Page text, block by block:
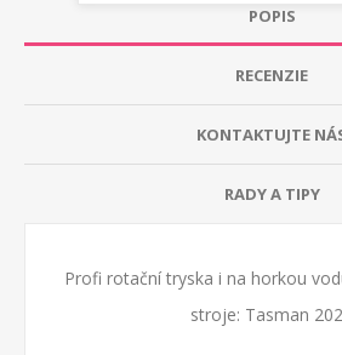
POPIS
RECENZIE
KONTAKTUJTE
RADY A TIPY
Profi rotační tryska i na horkou
stroje: Tasman